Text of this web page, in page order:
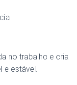
no trabalho e cria
e estável.